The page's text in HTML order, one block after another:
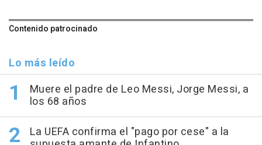
Contenido patrocinado
Lo más leído
Muere el padre de Leo Messi, Jorge Messi, a
los 68 años
La UEFA confirma el "pago por cese" a la